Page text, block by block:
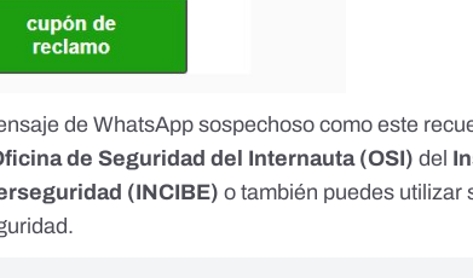
de WhatsApp sospechoso como este
de Seguridad del Internauta(OSI) del
(INCIBE) o también puedes utilizar
.